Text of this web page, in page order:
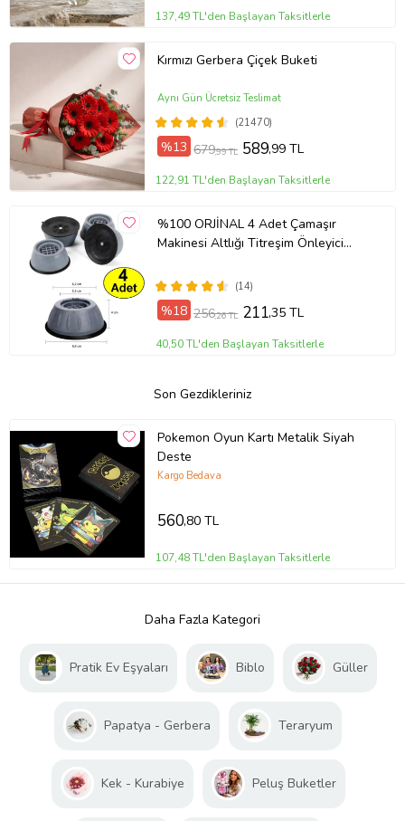
137,49 TL'den Başlayan Taksitlerle
Kırmızı Gerbera Çiçek Buketi
(21470)
Aynı Gün Ücretsiz Teslimat
%13 679,99 TL 589,99 TL
122,91 TL'den Başlayan Taksitlerle
%100 ORJİNAL 4 Adet Çamaşır
Makinesi Altlığı Titreşim Önleyici
Makinası Ayak(14)
%18 256,26 TL 211,35 TL
40,50 TL'den Başlayan Taksitlerle
Son Gezdikleriniz
Pokemon Oyun Kartı Metalik Siyah
Deste
Kargo Bedava
560,80 TL
107,48 TL'den Başlayan Taksitlerle
Daha Fazla Kategori
Pratik Ev Eşyaları Biblo Güller
Papatya - Gerbera Teraryum
Kek - Kurabiye Peluş Buketler